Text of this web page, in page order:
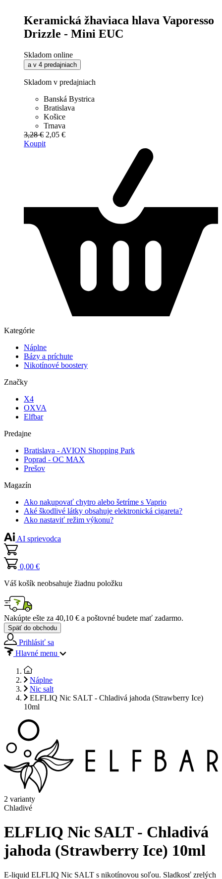
Keramická žhaviaca hlava Vaporesso
Drizzle - Mini EUC
Skladom online
a v 4 predajniach
Skladom v predajniach
Banská Bystrica
Bratislava
Košice
Trnava
3,28 € 2,05 €
Koupit
Kategórie
Náplne
Bázy a príchute
Nikotínové boostery
Značky
X4
OXVA
Elfbar
Predajne
Bratislava - AVION Shopping Park
Poprad - OC MAX
Prešov
Magazín
Ako nakupovať chytro alebo šetríme s Vaprio
Aké škodlivé látky obsahuje elektronická cigareta?
Ako nastaviť režim výkonu?
AI sprievodca
0,00 €
Váš košík neobsahuje žiadnu položku
Nakúpte ešte za 40,10 € a poštovné budete mať zadarmo.
Späť do obchodu
Prihlásiť sa
Hlavné menu
Náplne
Nic salt
ELFLIQ Nic SALT - Chladivá jahoda (Strawberry Ice)
10ml
2 varianty
Chladivé
ELFLIQ Nic SALT - Chladivá
jahoda (Strawberry Ice) 10ml
E-liquid ELFLIQ Nic SALT s nikotínovou soľou. Sladkosť zrelých